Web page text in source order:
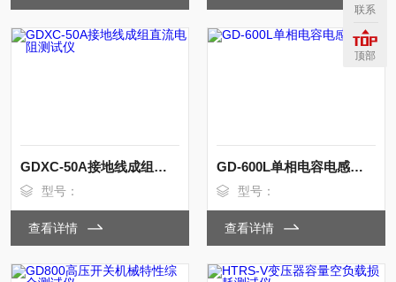
GDXC-50A接地线成组直流电阻测试仪
型号：
查看详情
GD-600L单相电容电感测试仪
型号：
查看详情
联系
顶部